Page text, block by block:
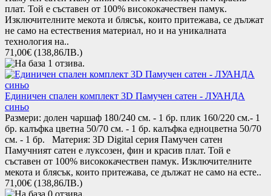
плат. Той е съставен от 100% висококачествен памук.
Изключителните мекота и блясък, които притежава, се дължат
не само на естествения материал, но и на уникалната
технология на..
71,00€ (138,86ЛВ.)
Единичен спален комплект 3D Памучен сатен - ЛУАНДА
синьо
Размери: долен чаршаф 180/240 см. - 1 бр. плик 160/220 см.- 1
бр. калъфка цветна 50/70 см. - 1 бр. калъфка едноцветна 50/70
см. - 1 бр. Материя: 3D Digital серия Памучен сатен
Памучният сатен е луксозен, фин и красив плат. Той е
съставен от 100% висококачествен памук. Изключителните
мекота и блясък, които притежава, се дължат не само на есте..
71,00€ (138,86ЛВ.)